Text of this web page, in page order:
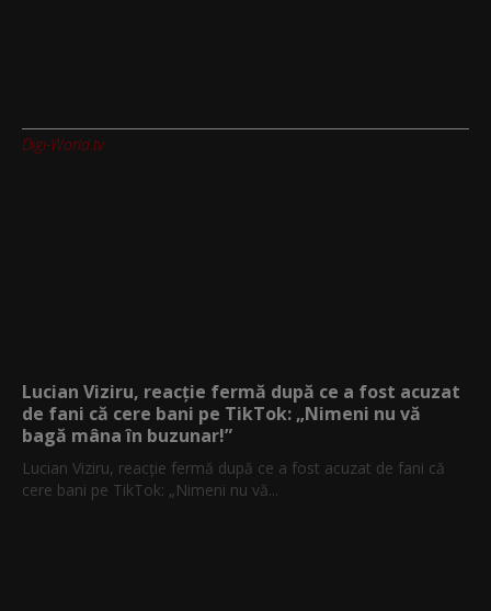
Digi-World.tv
Lucian Viziru, reacție fermă după ce a fost acuzat
de fani că cere bani pe TikTok: „Nimeni nu vă
bagă mâna în buzunar!”
Lucian Viziru, reacție fermă după ce a fost acuzat de fani că
cere bani pe TikTok: „Nimeni nu vă...